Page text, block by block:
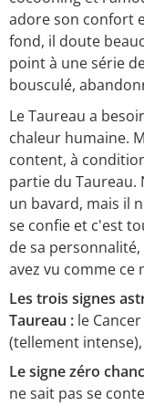
adore son confort
fond, il doute
point à une série
bousculé,
Le Taureau a
chaleur humaine.
content, à
partie du Taureau.
un bavard, mais il
se confie et c'est
de sa
avez vu comme ce
Les trois signes
Taureau : le
(tellement
Le signe zéro
ne sait pas se